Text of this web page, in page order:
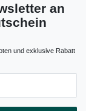
an
und exklusive Rabatt